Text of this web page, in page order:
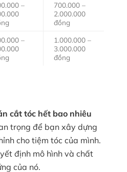
–
700.000 –
2.000.000
đồng
–
1.000.000 –
3.000.000
đồng
cắt tóc hết bao nhiêu
trọng để bạn xây dựng
cho tiệm tóc của mình.
định mô hình và chất
của nó.